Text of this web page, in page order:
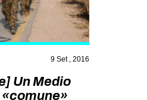
TSUNAMI
9 Set , 2016
Un Medio